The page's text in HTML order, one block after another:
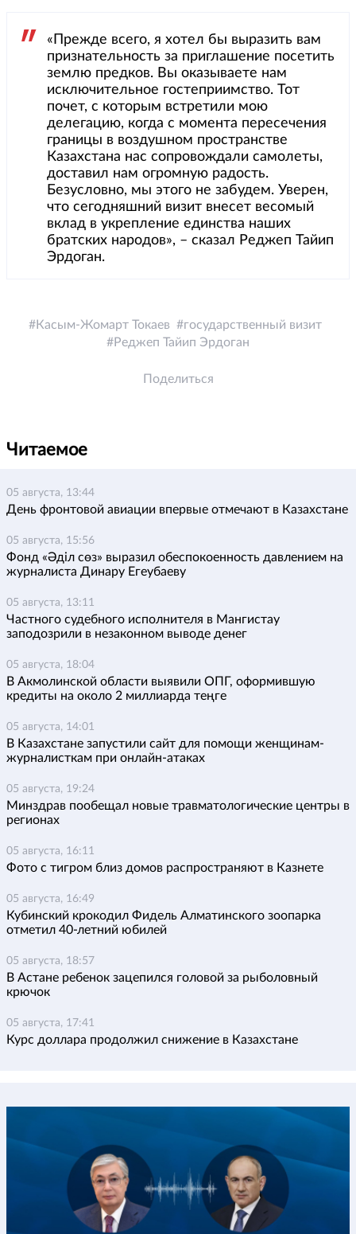
«Прежде всего, я хотел бы выразить вам
признательность за приглашение посетить
землю предков. Вы оказываете нам
исключительное гостеприимство. Тот
почет, с которым встретили мою
делегацию, когда с момента пересечения
границы в воздушном пространстве
Казахстана нас сопровождали самолеты,
доставил нам огромную радость.
Безусловно, мы этого не забудем. Уверен,
что сегодняшний визит внесет весомый
вклад в укрепление единства наших
братских народов», – сказал Реджеп Тайип
Эрдоган.
Касым-Жомарт Токаев
государственный визит
Реджеп Тайип Эрдоган
Поделиться
Читаемое
05 августа, 13:44
День фронтовой авиации впервые отмечают в Казахстане
05 августа, 15:56
Фонд «Әділ сөз» выразил обеспокоенность давлением на
журналиста Динару Егеубаеву
05 августа, 13:11
Частного судебного исполнителя в Мангистау
заподозрили в незаконном выводе денег
05 августа, 18:04
В Акмолинской области выявили ОПГ, оформившую
кредиты на около 2 миллиарда теңге
05 августа, 14:01
В Казахстане запустили сайт для помощи женщинам-
журналисткам при онлайн-атаках
05 августа, 19:24
Минздрав пообещал новые травматологические центры в
регионах
05 августа, 16:11
Фото с тигром близ домов распространяют в Казнете
05 августа, 16:49
Кубинский крокодил Фидель Алматинского зоопарка
отметил 40-летний юбилей
05 августа, 18:57
В Астане ребенок зацепился головой за рыболовный
крючок
05 августа, 17:41
Курс доллара продолжил снижение в Казахстане